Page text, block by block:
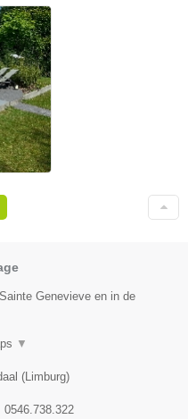
Genevieve en in de
▼
(Limburg)
0546.738.322